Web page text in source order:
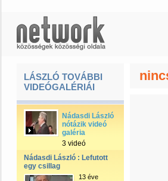
LÁSZLÓ TOVÁBBI
VIDEÓGALÉRIÁI
Nádasdi László
nótázik videó
galéria
3 videó
Nádasdi László : Lefutott
egy csillag
13 éve